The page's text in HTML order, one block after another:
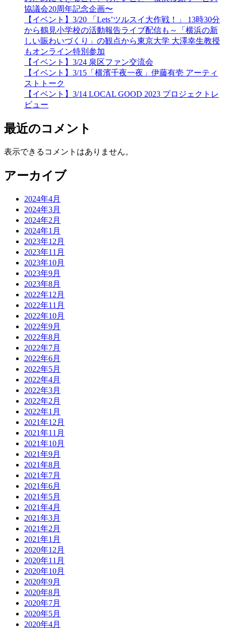
協議会20周年記念企画〜
【イベント】3/20 「Lets’ツルスイ大作戦！」 13時30分
から鶴見小学校の活動報告ライブ配信も～「横浜の新
しい賑わいづくり」の観点から東京大学 大澤幸生教授
もオンライン特別参加
【イベント】3/24 泉区ファン交流会
【イベント】3/15「横濱千夜一夜」伊藤有壱 アーティ
ストトーク
【イベント】3/14 LOCAL GOOD 2023 プロジェクトレ
ビュー
最近のコメント
表示できるコメントはありません。
アーカイブ
2024年4月
2024年3月
2024年2月
2024年1月
2023年12月
2023年11月
2023年10月
2023年9月
2023年8月
2022年12月
2022年11月
2022年10月
2022年9月
2022年8月
2022年7月
2022年6月
2022年5月
2022年4月
2022年3月
2022年2月
2022年1月
2021年12月
2021年11月
2021年10月
2021年9月
2021年8月
2021年7月
2021年6月
2021年5月
2021年4月
2021年3月
2021年2月
2021年1月
2020年12月
2020年11月
2020年10月
2020年9月
2020年8月
2020年7月
2020年5月
2020年4月